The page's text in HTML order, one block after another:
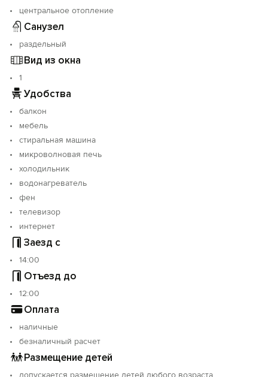
центральное отопление
Санузел
раздельный
Вид из окна
1
Удобства
балкон
мебель
стиральная машина
микроволновая печь
холодильник
водонагреватель
фен
телевизор
интернет
Заезд с
14:00
Отъезд до
12:00
Оплата
наличные
безналичный расчет
Размещение детей
допускается размещение детей любого возраста